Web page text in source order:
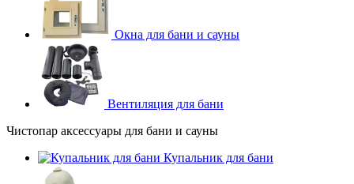
Окна для бани и сауны
Вентиляция для бани
Чистопар аксессуары для бани и сауны
Купальник для бани